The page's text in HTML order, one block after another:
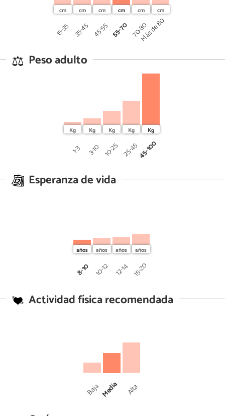
15-35 35-45 45-55 55-70 70-80
Más de 80
Peso adulto
1-3 3-10 10-25 25-4545-100
Esperanza de vida
8-10 10-12 12-14 15-20
Actividad física recomendada
Baja Media Alta